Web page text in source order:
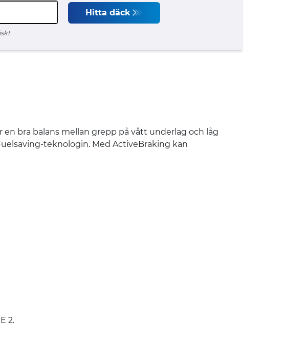
Hitta däck
en bra balans mellan grepp på vått underlag och låg
teknologin. Med ActiveBraking kan
2.